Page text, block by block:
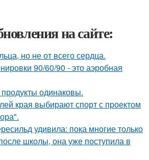
на сайте:
но не от всего сердца.
90/60/90 - это аэробная
одинаковы.
края выбирают спорт с проектом
удивила: пока многие только
школы, она уже поступила в